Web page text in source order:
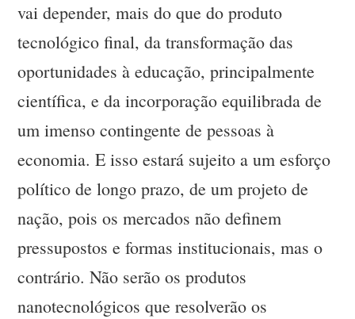
vai depender, mais do que do produto
tecnológico final, da transformação das
oportunidades à educação, principalmente
científica, e da incorporação equilibrada de
um imenso contingente de pessoas à
economia. E isso estará sujeito a um esforço
político de longo prazo, de um projeto de
nação, pois os mercados não definem
pressupostos e formas institucionais, mas o
contrário. Não serão os produtos
nanotecnológicos que resolverão os